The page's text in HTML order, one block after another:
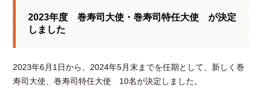
2023年度 巻寿司大使・巻寿司特任大使 が決定
しました
2023年6月1日から、2024年5月末までを任期として、新しく巻
寿司大使、巻寿司特任大使 10名が決定しました。